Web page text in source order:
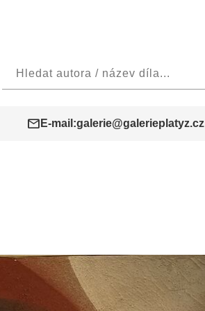
mail E-mail:galerie@galerieplatyz.cz